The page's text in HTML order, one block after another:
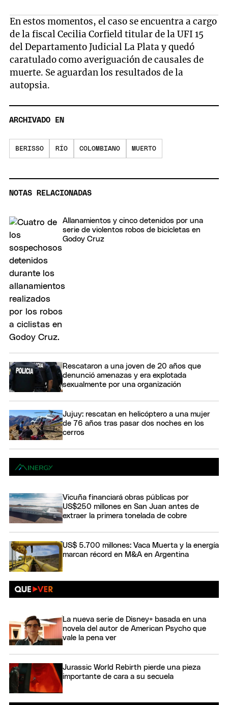
En estos momentos, el caso se encuentra a cargo
de la fiscal Cecilia Corfield titular de la UFI 15
del Departamento Judicial La Plata y quedó
caratulado como averiguación de causales de
muerte. Se aguardan los resultados de la
autopsia.
ARCHIVADO EN
BERISSO RÍO COLOMBIANO MUERTO
NOTAS RELACIONADAS
Allanamientos y cinco detenidos por una
serie de violentos robos de bicicletas en
Godoy Cruz
Rescataron a una joven de 20 años que
denunció amenazas y era explotada
sexualmente por una organización
Jujuy: rescatan en helicóptero a una mujer
de 76 años tras pasar dos noches en los
cerros
Vicuña financiará obras públicas por
US$250 millones en San Juan antes de
extraer la primera tonelada de cobre
US$ 5.700 millones: Vaca Muerta y la energía
marcan récord en M&A en Argentina
La nueva serie de Disney+ basada en una
novela del autor de American Psycho que
vale la pena ver
Jurassic World Rebirth pierde una pieza
importante de cara a su secuela